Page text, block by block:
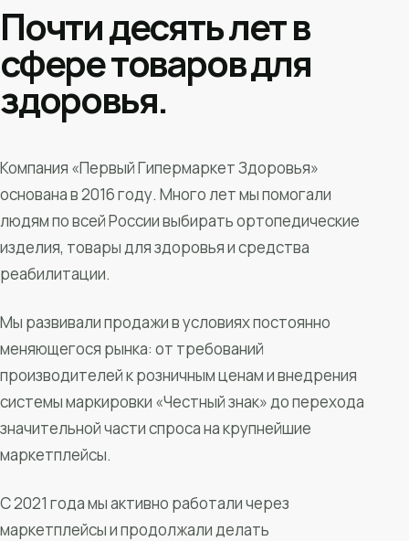
Почти десять лет в
сфере товаров для
здоровья.
Компания «Первый Гипермаркет Здоровья»
основана в 2016 году. Много лет мы помогали
людям по всей России выбирать ортопедические
изделия, товары для здоровья и средства
реабилитации.
Мы развивали продажи в условиях постоянно
меняющегося рынка: от требований
производителей к розничным ценам и внедрения
системы маркировки «Честный знак» до перехода
значительной части спроса на крупнейшие
маркетплейсы.
С 2021 года мы активно работали через
маркетплейсы и продолжали делать